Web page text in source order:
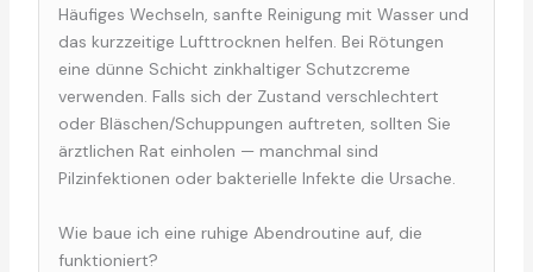
Häufiges Wechseln, sanfte Reinigung mit Wasser und
das kurzzeitige Lufttrocknen helfen. Bei Rötungen
eine dünne Schicht zinkhaltiger Schutzcreme
verwenden. Falls sich der Zustand verschlechtert
oder Bläschen/Schuppungen auftreten, sollten Sie
ärztlichen Rat einholen — manchmal sind
Pilzinfektionen oder bakterielle Infekte die Ursache.
Wie baue ich eine ruhige Abendroutine auf, die
funktioniert?